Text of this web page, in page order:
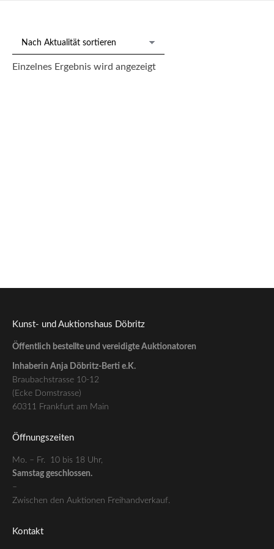
Einzelnes Ergebnis wird angezeigt
Kunst- und Auktionshaus Döbritz
Öffentlich bestellte und vereidigte Auktionatoren
Inhaberin Anja Döbritz-Berti e.K.
Braubachstrasse 10-12
(Ecke Domstrasse)
60311 Frankfurt am Main
Öffnungszeiten
Mo. – Fr. 10 bis 18 Uhr,
Samstag geschlossen.
–
Zwischen den Auktionen Freihandverkauf.
Kontakt